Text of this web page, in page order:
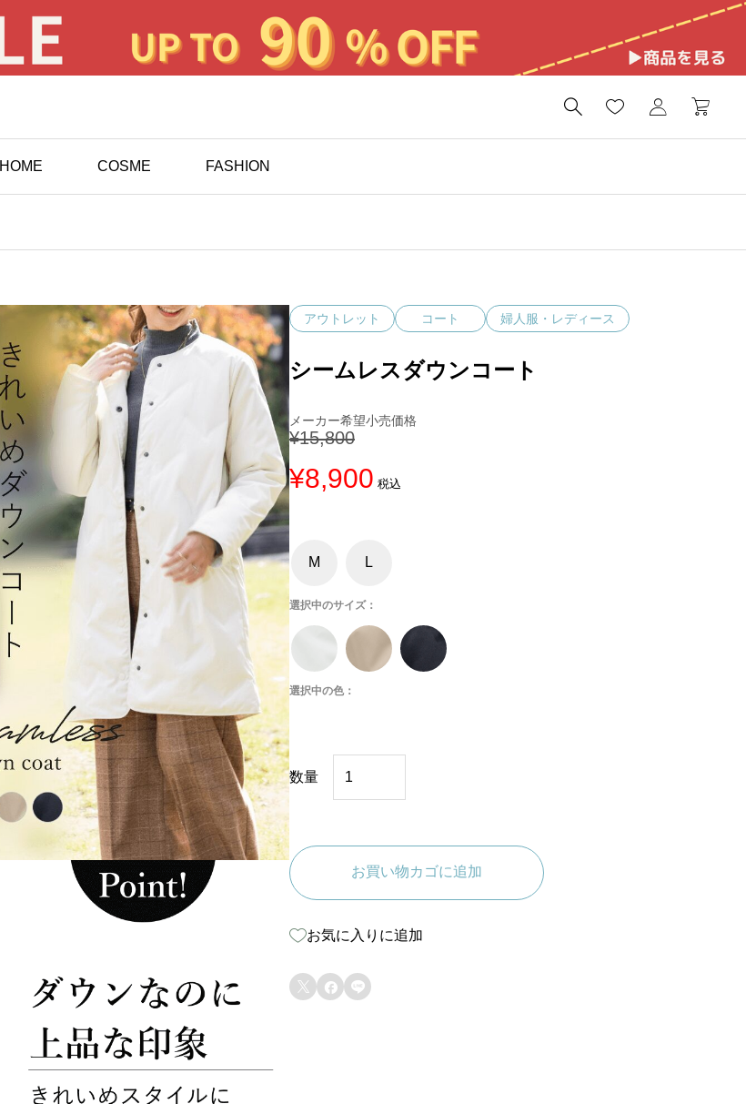

HOME COSME FASHION
アウトレット コート 婦人服・レディース
シームレスダウンコート
¥15,800
元
の
価
格
は
¥
1
5
,
8
0
し
。
¥8,900 在
0
す
。
税込
M L
選択中のサイズ：
選択中の色：
シ
ム
レ
ス
ウ
ン
コ
数量
お買い物カゴに追加
お気に入りに追加
  